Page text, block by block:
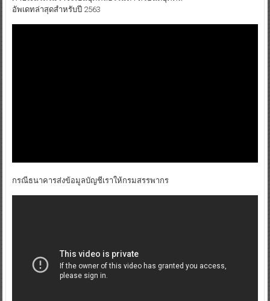
อัพเดทล่าสุดสำหรับปี 2563
กรณีธนาคารส่งข้อมูลบัญชีเราให้กรมสรรพากร